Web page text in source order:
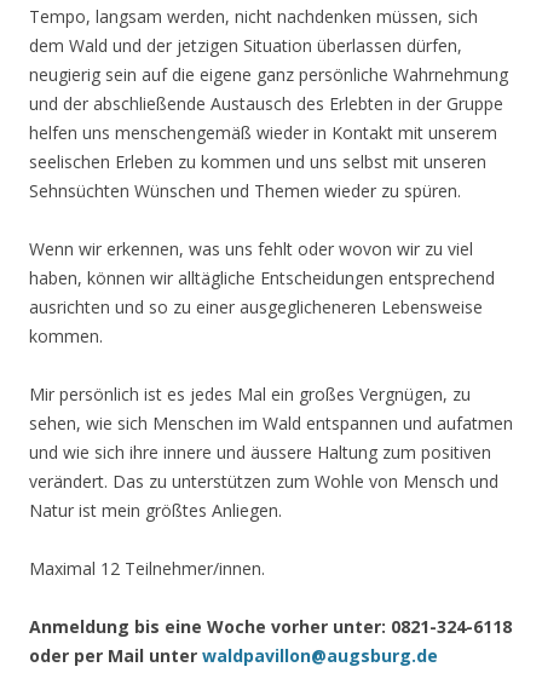
Tempo, langsam werden, nicht nachdenken müssen, sich
dem Wald und der jetzigen Situation überlassen dürfen,
neugierig sein auf die eigene ganz persönliche Wahrnehmung
und der abschließende Austausch des Erlebten in der Gruppe
helfen uns menschengemäß wieder in Kontakt mit unserem
seelischen Erleben zu kommen und uns selbst mit unseren
Sehnsüchten Wünschen und Themen wieder zu spüren.
Wenn wir erkennen, was uns fehlt oder wovon wir zu viel
haben, können wir alltägliche Entscheidungen entsprechend
ausrichten und so zu einer ausgeglicheneren Lebensweise
kommen.
Mir persönlich ist es jedes Mal ein großes Vergnügen, zu
sehen, wie sich Menschen im Wald entspannen und aufatmen
und wie sich ihre innere und äussere Haltung zum positiven
verändert. Das zu unterstützen zum Wohle von Mensch und
Natur ist mein größtes Anliegen.
Maximal 12 Teilnehmer/innen.
Anmeldung bis eine Woche vorher unter: 0821-324-6118
oder per Mail unter waldpavillon@augsburg.de